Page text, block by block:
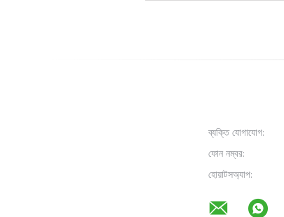
ব্যক্তি যোগাযোগ:
ফোন নম্বর:
হোয়াটসঅ্যাপ: